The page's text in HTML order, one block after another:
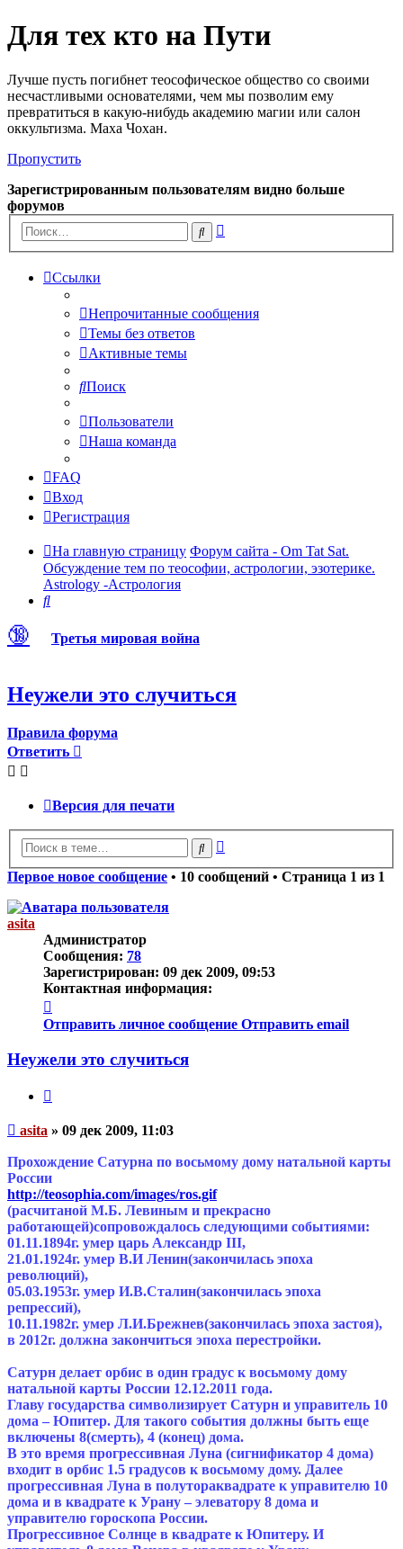
Для тех кто на Пути
Лучше пусть погибнет теософическое общество со своими
несчастливыми основателями, чем мы позволим ему
превратиться в какую-нибудь академию магии или салон
оккультизма. Маха Чохан.
Пропустить
Зарегистрированным пользователям видно больше
форумов
Поиск
Ссылки
Непрочитанные сообщения
Темы без ответов
Активные темы
Поиск
Пользователи
Наша команда
FAQ
Вход
Регистрация
На главную страницу Форум сайта - Om Tat Sat.
Обсуждение тем по теософии, астрологии, эзотерике.
Astrology -Астрология
Поиск
🔞 Третья мировая война
Неужели это случиться
Правила форума
Ответить
Версия для печати
Поиск
Первое новое сообщение • 10 сообщений • Страница 1 из 1
asita
Администратор
Сообщения: 78
Зарегистрирован: 09 дек 2009, 09:53
Контактная информация:
информация
пользователя
Отправить личное сообщение Отправить email
Неужели это случиться
Непрочитанное
сообщение
asita » 09 дек 2009, 11:03
Прохождение Сатурна по восьмому дому натальной карты
России
http://teosophia.com/images/ros.gif
(расчитаной М.Б. Левиным и прекрасно
работающей)сопровождалось следующими событиями:
01.11.1894г. умер царь Александр III,
21.01.1924г. умер В.И Ленин(закончилась эпоха
революций),
05.03.1953г. умер И.В.Сталин(закончилась эпоха
репрессий),
10.11.1982г. умер Л.И.Брежнев(закончилась эпоха застоя),
в 2012г. должна закончиться эпоха перестройки.
Сатурн делает орбис в один градус к восьмому дому
натальной карты России 12.12.2011 года.
Главу государства символизирует Сатурн и управитель 10
дома – Юпитер. Для такого события должны быть еще
включены 8(смерть), 4 (конец) дома.
В это время прогрессивная Луна (сигнификатор 4 дома)
входит в орбис 1.5 градусов к восьмому дому. Далее
прогрессивная Луна в полутораквадрате к управителю 10
дома и в квадрате к Урану – элеватору 8 дома и
управителю гороскопа России.
Прогрессивное Солнце в квадрате к Юпитеру. И